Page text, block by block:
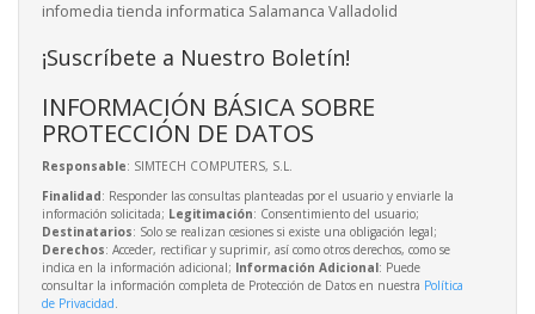
infomedia tienda informatica Salamanca Valladolid
¡Suscríbete a Nuestro Boletín!
INFORMACIÓN BÁSICA SOBRE
PROTECCIÓN DE DATOS
Responsable: SIMTECH COMPUTERS, S.L.
Finalidad: Responder las consultas planteadas por el usuario y enviarle la
información solicitada; Legitimación: Consentimiento del usuario;
Destinatarios: Solo se realizan cesiones si existe una obligación legal;
Derechos: Acceder, rectificar y suprimir, así como otros derechos, como se
indica en la información adicional; Información Adicional: Puede
consultar la información completa de Protección de Datos en nuestra Política
de Privacidad.